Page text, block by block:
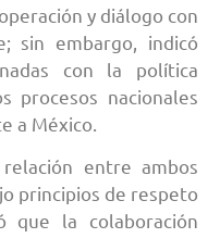
y diálogo con
sin embargo, indicó
con la política
procesos nacionales
a México.
entre ambos
principios de respeto
que la colaboración